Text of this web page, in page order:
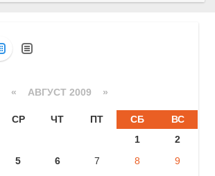
« АВГУСТ 2009 »
СР ЧТ ПТ СБ
ВС
1
2
5 6 7 8
9